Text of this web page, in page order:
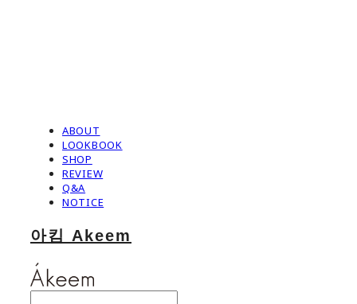
ABOUT
LOOKBOOK
SHOP
REVIEW
Q&A
NOTICE
아킴 Akeem